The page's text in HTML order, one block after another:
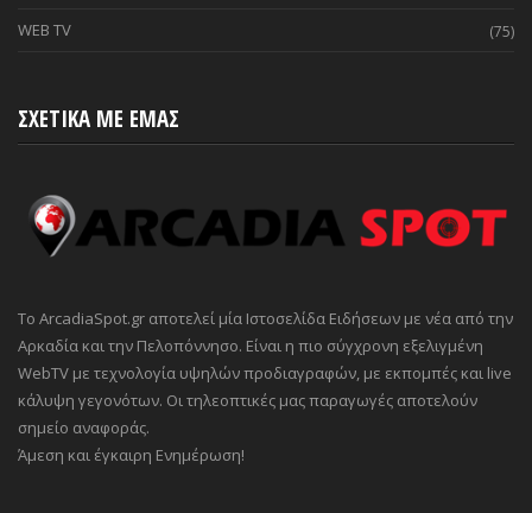
WEB TV (75)
ΣΧΕΤΙΚΑ ΜΕ ΕΜΑΣ
Το ArcadiaSpot.gr αποτελεί μία Ιστοσελίδα Ειδήσεων με νέα από την
Αρκαδία και την Πελοπόννησο. Είναι η πιο σύγχρονη εξελιγμένη
WebTV με τεχνολογία υψηλών προδιαγραφών, με εκπομπές και live
κάλυψη γεγονότων. Οι τηλεοπτικές μας παραγωγές αποτελούν
σημείο αναφοράς.
Άμεση και έγκαιρη Ενημέρωση!